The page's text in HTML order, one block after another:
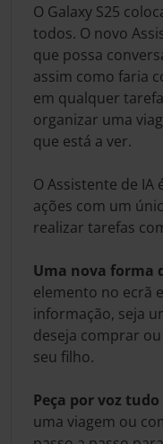
O Galaxy S25
todos. O novo
que possa
assim como faria
em qualquer
organizar uma
que está a ver.
O Assistente de IA
ações com um
realizar tarefas
Uma nova forma
elemento no ecrã
informação, seja
deseja comprar
seu filho.
Peça por voz
uma viagem ou